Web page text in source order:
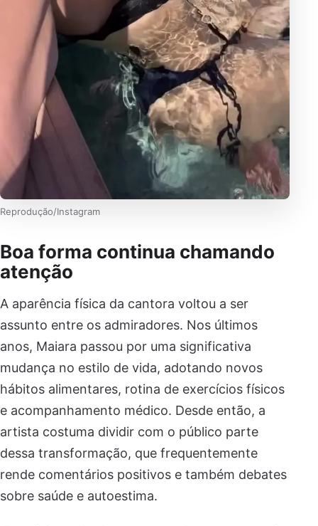
Reprodução/Instagram
Boa forma continua chamando
atenção
A aparência física da cantora voltou a ser
assunto entre os admiradores. Nos últimos
anos, Maiara passou por uma significativa
mudança no estilo de vida, adotando novos
hábitos alimentares, rotina de exercícios físicos
e acompanhamento médico. Desde então, a
artista costuma dividir com o público parte
dessa transformação, que frequentemente
rende comentários positivos e também debates
sobre saúde e autoestima.